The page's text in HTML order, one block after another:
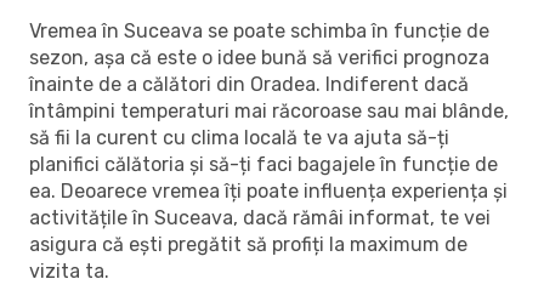
Vremea în Suceava se poate schimba în funcție de
sezon, așa că este o idee bună să verifici prognoza
înainte de a călători din Oradea. Indiferent dacă
întâmpini temperaturi mai răcoroase sau mai blânde,
să fii la curent cu clima locală te va ajuta să-ți
planifici călătoria și să-ți faci bagajele în funcție de
ea. Deoarece vremea îți poate influența experiența și
activitățile în Suceava, dacă rămâi informat, te vei
asigura că ești pregătit să profiți la maximum de
vizita ta.